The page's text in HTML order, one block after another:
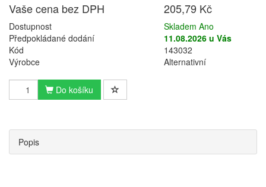
Vaše cena bez DPH
205,79 Kč
Dostupnost
Skladem Ano
Předpokládané dodání
11.08.2026 u Vás
Kód
143032
Výrobce
Alternativní
Do košíku
Popis